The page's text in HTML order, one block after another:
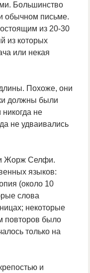
Большинство
обычном письме.
из 20-30
из которых
или некая
Похоже, они
должны были
не
не удваивались
и Жорж Селфи.
языков:
(около 10
слова
некоторые
повторов было
только на
и